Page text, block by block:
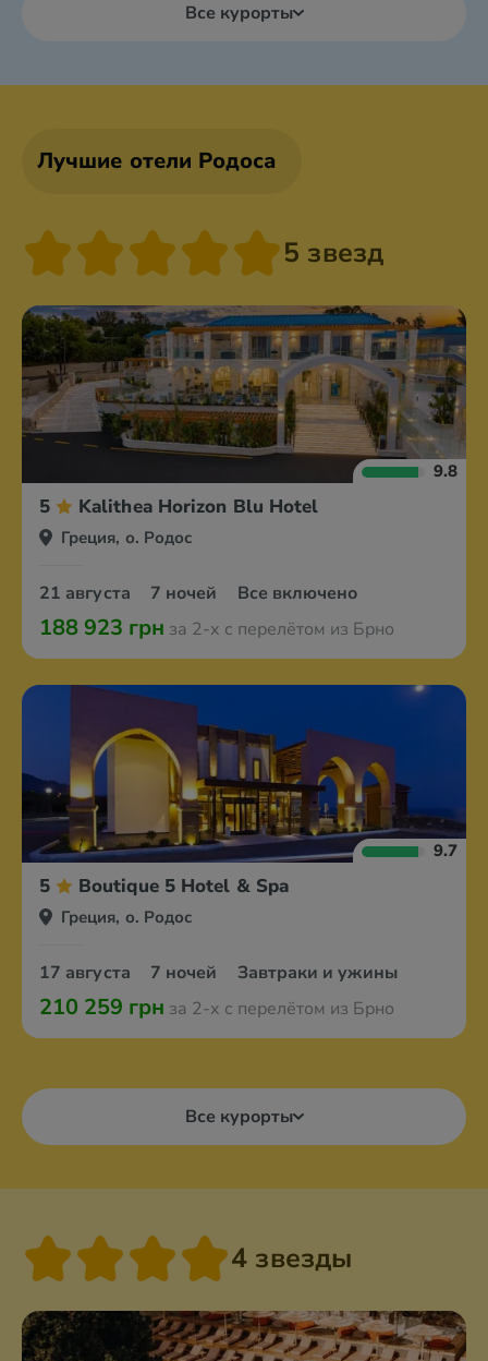
Все курорты
Лучшие отели Родоса
5 звезд
9.8
5 Kalithea Horizon Blu Hotel
Греция, о. Родос
21 августа 7 ночей Все включено
188 923 грн за 2-х с перелётом из Брно
9.7
5 Boutique 5 Hotel & Spa
Греция, о. Родос
17 августа 7 ночей Завтраки и ужины
210 259 грн за 2-х с перелётом из Брно
Все курорты
4 звезды